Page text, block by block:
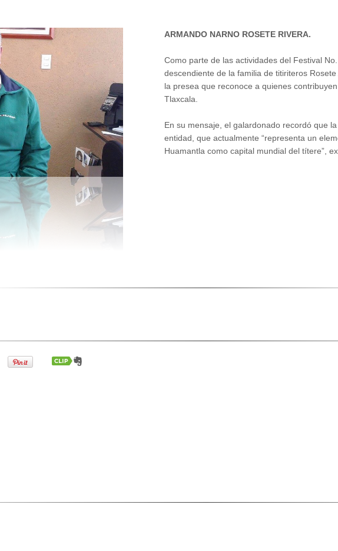
ARMANDO NARNO ROSETE RIVERA.
Como parte de las actividades del Festival
descendiente de la familia de titiriteros
la presea que reconoce a quienes
Tlaxcala.
En su mensaje, el galardonado recordó que
entidad, que actualmente “representa un
Huamantla como capital mundial del títere”,